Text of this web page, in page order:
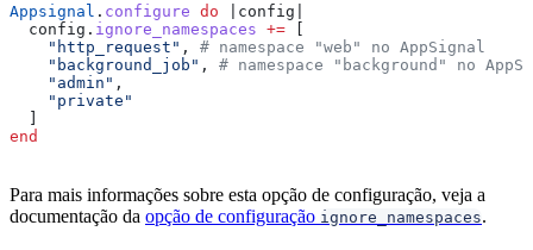
Appsignal . configure do config
  config.
ignore_namespaces += [
    "http_request"
, # namespace "web" no AppSignal
    "background_job"
, # namespace "background" no
    "admin"
,
    "private"
  ]
end
Para mais informações sobre esta opção de configuração, veja a
documentação da opção de configuração ignore_namespaces.